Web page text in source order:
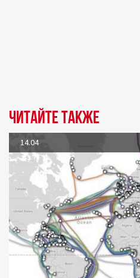
Читайте также
14.04